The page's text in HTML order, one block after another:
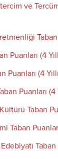
ve
Taban
Puanları (4
Puanları (4
Puanları (4
Taban
Taban
Taban